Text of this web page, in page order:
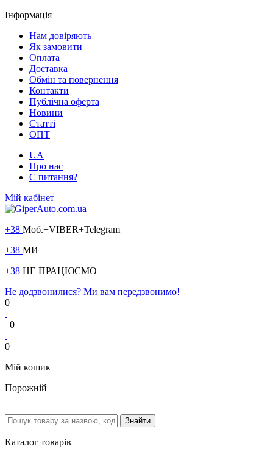
Інформація
Нам довіряють
Як замовити
Оплата
Доставка
Обмін та повернення
Контакти
Публічна оферта
Новини
Статті
ОПТ
UA
Про нас
Є питання?
Мій кабінет
+38 Моб.+VIBER+Telegram
+38 МИ
+38 НЕ ПРАЦЮЄМО
Не додзвонилися? Ми вам передзвонимо!
0
0
0
Мій кошик
Порожній
Каталог товарів